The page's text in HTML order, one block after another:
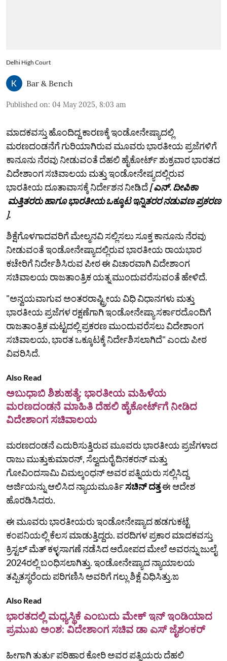
Delhi High Court
Bar & Bench
Published on: 04 May 2025, 8:03 am
ಮಾದಕವಸ್ತು ಹೊಂದಿದ್ದ ಕಾರಣಕ್ಕೆ ಇಂಡೋನೇಷ್ಯಾದಲ್ಲಿ
ಮರಣದಂಡನೆಗೆ ಗುರಿಯಾಗಿರುವ ಮೂವರು ಭಾರತೀಯ ಪ್ರಜೆಗಳಿಗೆ
ಕಾನೂನು ನೆರವು ನೀಡುವಂತೆ ದೆಹಲಿ ಹೈಕೋರ್ಟ್ ಶುಕ್ರವಾರ ಭಾರತದ
ವಿದೇಶಾಂಗ ಸಚಿವಾಲಯ ಮತ್ತು ಇಂಡೋನೇಷ್ಯದಲ್ಲಿರುವ
ಭಾರತೀಯ ದೂತಾವಾಸಕ್ಕೆ ನಿರ್ದೇಶನ ನೀಡಿದೆ[ ಎನ್. ದೀಪಿಕಾ
ಮತ್ತಿತರರು ಹಾಗೂ ಭಾರತೀಯ ಒಕ್ಕೂಟ ಇನ್ನಿತರರ ನಡುವಣ ಪ್ರಕರಣ
].
ಶಿಕ್ಷೆಗೊಳಗಾದವರಿಗೆ ಮೇಲ್ಮನವಿ ಸಲ್ಲಿಸಲು ಸೂಕ್ತ ಕಾನೂನು ನೆರವು
ನೀಡುವಂತೆ ಇಂಡೋನೇಷ್ಯಾದಲ್ಲಿರುವ ಭಾರತೀಯ ರಾಯಭಾರ
ಕಚೇರಿಗೆ ನಿರ್ದೇಶಿಸಿರುವ ಪೀಠ ಈ ವಿಚಾರವಾಗಿ ವಿದೇಶಾಂಗ
ಸಚಿವಾಲಯ ರಾಜತಾಂತ್ರಿಕ ಯತ್ನ ಮುಂದುವರೆಸುವಂತೆ ಹೇಳಿದೆ.
"ಅನ್ವಯವಾಗುವ ಅಂತರರಾಷ್ಟ್ರೀಯ ವಿಧಿ ವಿಧಾನಗಳು ಮತ್ತು
ಭಾರತೀಯ ಪ್ರಜೆಗಳ ರಕ್ಷಣೆಗಾಗಿ ಇಂಡೋನೇಷ್ಯಾ ಸರ್ಕಾರದೊಂದಿಗೆ
ರಾಜತಾಂತ್ರಿಕ ಮಟ್ಟದಲ್ಲಿ ಪ್ರಕರಣ ಮುಂದುವರೆಸಲು ವಿದೇಶಾಂಗ
ಸಚಿವಾಲಯ, ಭಾರತ ಒಕ್ಕೂಟಕ್ಕೆ ನಿರ್ದೇಶಿಸಲಾಗಿದೆ" ಎಂದು ಪೀಠ
ವಿವರಿಸಿದೆ.
Also Read
ಅಬುಧಾಬಿ ಶಿಶುಹತ್ಯೆ: ಭಾರತೀಯ ಮಹಿಳೆಯ
ಮರಣದಂಡನೆ ಮಾಹಿತಿ ದೆಹಲಿ ಹೈಕೋರ್ಟ್‌ಗೆ ನೀಡಿದ
ವಿದೇಶಾಂಗ ಸಚಿವಾಲಯ
ಮರಣದಂಡನೆ ಎದುರಿಸುತ್ತಿರುವ ಮೂವರು ಭಾರತೀಯ ಪ್ರಜೆಗಳಾದ
ರಾಜು ಮುತ್ತುಕುಮಾರನ್, ಸೆಲ್ವದುರೈ ದಿನಕರನ್ ಮತ್ತು
ಗೋವಿಂದಸಾಮಿ ವಿಮಲ್ಕಂಧನ್ ಅವರ ಪತ್ನಿಯರು ಸಲ್ಲಿಸಿದ್ದ
ಅರ್ಜಿಯನ್ನು ಆಲಿಸಿದ ನ್ಯಾಯಮೂರ್ತಿಸಚಿನ್ ದತ್ತಈ ಆದೇಶ
ಹೊರಡಿಸಿದರು.
ಈ ಮೂವರು ಭಾರತೀಯರು ಇಂಡೋನೇಷ್ಯಾದ ಹಡಗುಕಟ್ಟೆ
ಕಂಪನಿಯಲ್ಲಿ ಕೆಲಸ ಮಾಡುತ್ತಿದ್ದರು. ವರದಿಗಳ ಪ್ರಕಾರ ಮಾದಕವಸ್ತು
ಕ್ರಿಸ್ಟಲ್ ಮೆತ್ ಕಳ್ಳಸಾಗಣೆ ನಡೆಸಿದ ಆರೋಪದ ಮೇಲೆ ಅವರನ್ನು ಜುಲೈ
2024ರಲ್ಲಿ ಬಂಧಿಸಲಾಗಿತ್ತು. ಇಂಡೋನೇಷ್ಯಾದ ನ್ಯಾಯಾಲಯ
ತಪ್ಪಿತಸ್ಥರೆಂದು ಪರಿಗಣಿಸಿ ಅವರಿಗೆ ಗಲ್ಲು ಶಿಕ್ಷೆ ವಿಧಿಸಿತ್ತು.ಙ
Also Read
ಭಾರತದಲ್ಲಿ ಮಧ್ಯಸ್ಥಿಕೆ ಎಂಬುದು ಮೇಕ್ ಇನ್ ಇಂಡಿಯಾದ
ಪ್ರಮುಖ ಅಂಶ: ವಿದೇಶಾಂಗ ಸಚಿವ ಡಾ ಎಸ್ ಜೈಶಂಕರ್
ಹೀಗಾಗಿ ತುರ್ತು ಪರಿಹಾರ ಕೋರಿ ಅವರ ಪತ್ನಿಯರು ದೆಹಲಿ